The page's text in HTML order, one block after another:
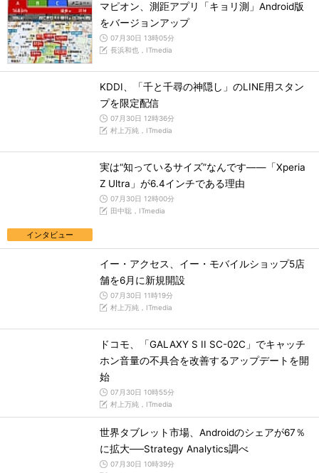
マピオン、測距アプリ「キョリ測」Android版
をバージョンアップ
07月30日 13時05分
長浜和也，ITmedia
KDDI、「千と千尋の神隠し」のLINE用スタン
プを限定配信
07月30日 12時36分
村上万純，ITmedia
インタビュー
実は“知っているサイズ”なんです――「Xperia
Z Ultra」が6.4インチである理由
07月30日 12時00分
田中聡，ITmedia
イー・アクセス、イー・モバイルショップ5店
舗を6月に新規開設
07月30日 11時19分
村上万純，ITmedia
ドコモ、「GALAXY S II SC-02C」でキャッチ
ホン音量の不具合を改善するアップデートを開
始
07月30日 10時55分
村上万純，ITmedia
世界タブレット市場、Androidのシェアが67％
に拡大──Strategy Analytics調べ
07月30日 10時39分